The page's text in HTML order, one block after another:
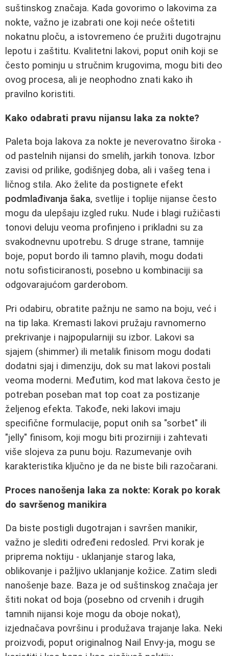
suštinskog značaja. Kada govorimo o lakovima za
nokte, važno je izabrati one koji neće oštetiti
nokatnu ploču, a istovremeno će pružiti dugotrajnu
lepotu i zaštitu. Kvalitetni lakovi, poput onih koji se
često pominju u stručnim krugovima, mogu biti deo
ovog procesa, ali je neophodno znati kako ih
pravilno koristiti.
Kako odabrati pravu nijansu laka za nokte?
Paleta boja lakova za nokte je neverovatno široka -
od pastelnih nijansi do smelih, jarkih tonova. Izbor
zavisi od prilike, godišnjeg doba, ali i vašeg tena i
ličnog stila. Ako želite da postignete efekt
podmlađivanja šaka, svetlije i toplije nijanse često
mogu da ulepšaju izgled ruku. Nude i blagi ružičasti
tonovi deluju veoma profinjeno i prikladni su za
svakodnevnu upotrebu. S druge strane, tamnije
boje, poput bordo ili tamno plavih, mogu dodati
notu sofisticiranosti, posebno u kombinaciji sa
odgovarajućom garderobom.
Pri odabiru, obratite pažnju ne samo na boju, već i
na tip laka. Kremasti lakovi pružaju ravnomerno
prekrivanje i najpopularniji su izbor. Lakovi sa
sjajem (shimmer) ili metalik finisom mogu dodati
dodatni sjaj i dimenziju, dok su mat lakovi postali
veoma moderni. Međutim, kod mat lakova često je
potreban poseban mat top coat za postizanje
željenog efekta. Takođe, neki lakovi imaju
specifične formulacije, poput onih sa "sorbet" ili
"jelly" finisom, koji mogu biti prozirniji i zahtevati
više slojeva za punu boju. Razumevanje ovih
karakteristika ključno je da ne biste bili razočarani.
Proces nanošenja laka za nokte: Korak po korak
do savršenog manikira
Da biste postigli dugotrajan i savršen manikir,
važno je slediti određeni redosled. Prvi korak je
priprema noktiju - uklanjanje starog laka,
oblikovanje i pažljivo uklanjanje kožice. Zatim sledi
nanošenje baze. Baza je od suštinskog značaja jer
štiti nokat od boja (posebno od crvenih i drugih
tamnih nijansi koje mogu da oboje nokat),
izjednačava površinu i produžava trajanje laka. Neki
proizvodi, poput originalnog Nail Envy-ja, mogu se